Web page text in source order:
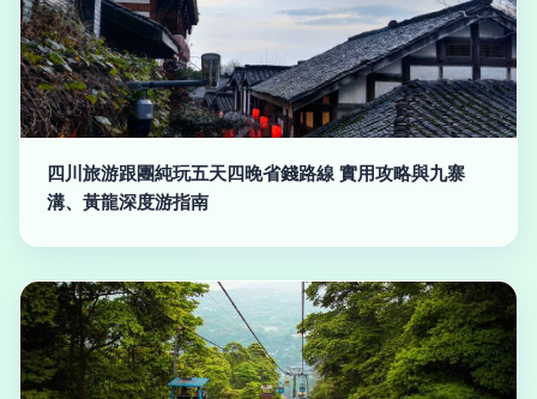
四川旅游跟團純玩五天四晚省錢路線 實用攻略與九寨
溝、黃龍深度游指南